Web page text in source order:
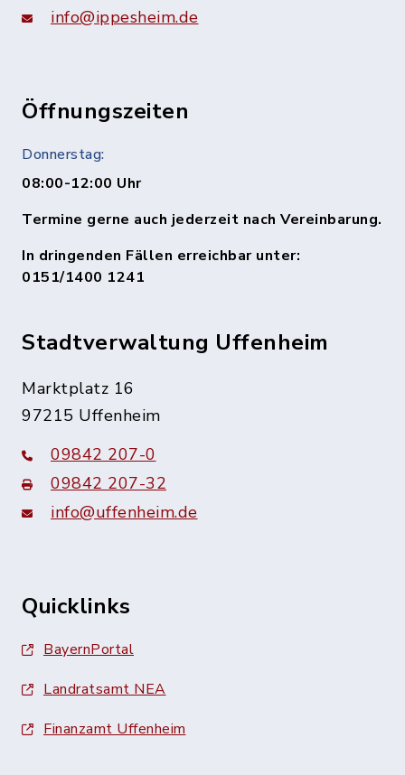
info@ippesheim.de
Öffnungszeiten
Donnerstag:
08:00-12:00 Uhr
Termine gerne auch jederzeit nach Vereinbarung.
In dringenden Fällen erreichbar unter:
0151/1400 1241
Stadtverwaltung Uffenheim
Marktplatz 16
97215 Uffenheim
09842 207-0
09842 207-32
info@uffenheim.de
Quicklinks
BayernPortal
Landratsamt NEA
Finanzamt Uffenheim